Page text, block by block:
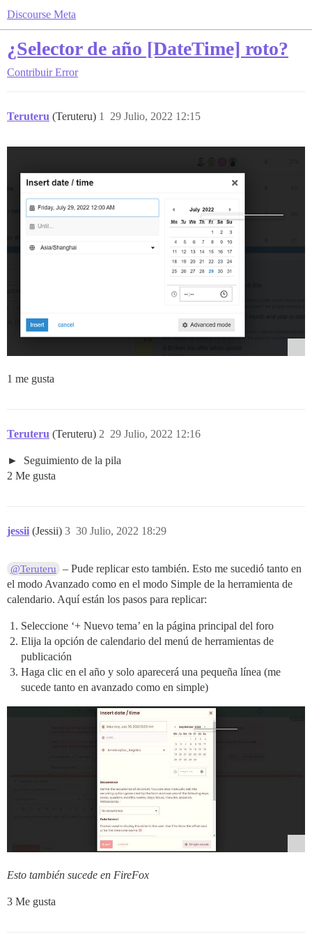
Discourse Meta
¿Selector de año [DateTime] roto?
Contribuir Error
Teruteru (Teruteru) 29 Julio, 2022 12:15
1
1 me gusta
Teruteru (Teruteru) 29 Julio, 2022 12:16
2
Seguimiento de la pila
2 Me gusta
jessii (Jessii) 30 Julio, 2022 18:29
3
@Teruteru
– Pude replicar esto también. Esto me sucedió tanto en
el modo Avanzado como en el modo Simple de la herramienta de
calendario. Aquí están los pasos para replicar:
Seleccione ‘+ Nuevo tema’ en la página principal del foro
Elija la opción de calendario del menú de herramientas de
publicación
Haga clic en el año y solo aparecerá una pequeña línea (me
sucede tanto en avanzado como en simple)
Esto también sucede en FireFox
3 Me gusta